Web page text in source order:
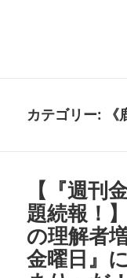
カテゴリー:
【『週刊
題続報！
の理解者
金曜日』